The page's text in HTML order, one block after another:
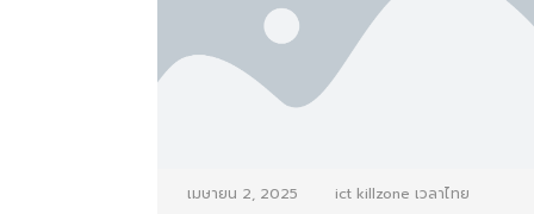
เมษายน 2, 2025 ict killzone เวลาไทย